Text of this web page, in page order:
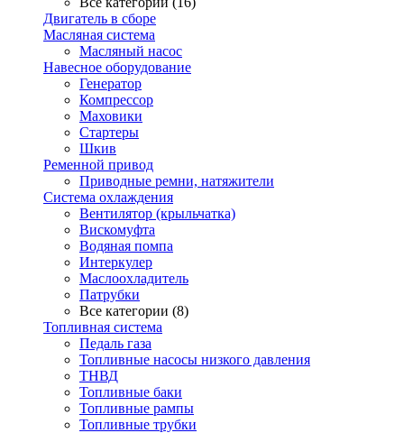
Двигатель в сборе
Масляная система
Масляный насос
Навесное оборудование
Генератор
Компрессор
Маховики
Стартеры
Шкив
Ременной привод
Приводные ремни, натяжители
Система охлаждения
Вентилятор (крыльчатка)
Вискомуфта
Водяная помпа
Интеркулер
Маслоохладитель
Патрубки
Все категории (8)
Топливная система
Педаль газа
Топливные насосы низкого давления
ТНВД
Топливные баки
Топливные рампы
Топливные трубки